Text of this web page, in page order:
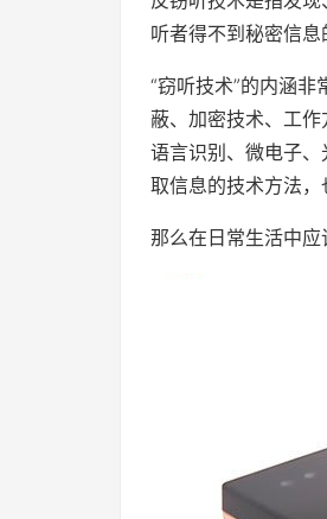
听者得不到秘密信息
“窃听技术”的内涵
蔽、加密技术、工
语言识别、微电子
取信息的技术方法，
那么在日常生活中应